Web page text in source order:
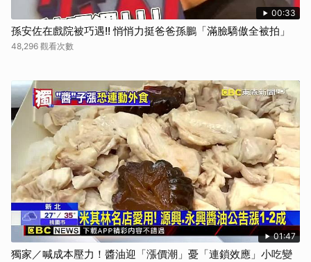
00:33
孫安佐在戲院被巧遇!! 悄悄力挺爸爸孫鵬「滿臉驕傲全被拍」
48,296 觀看次數
01:47
獨家／喊成本壓力！醬油迎「漲價潮」憂「連鎖效應」小吃變